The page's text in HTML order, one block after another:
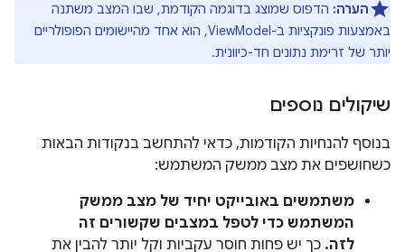
הערה: הדפוס שמוצג בדוגמה הקודמת, שבו המצב משתנה
באמצעות פונקציות ב-ViewModel, הוא אחד מהיישומים הפופולריים
יותר של זרימת נתונים חד-כיוונית.
שיקולים נוספים
בנוסף להנחיות הקודמות, כדאי להתחשב בנקודות הבאות
כשחושפים את מצב ממשק המשתמש:
משתמשים באובייקט יחיד של מצב ממשק
המשתמש כדי לטפל במצבים שקשורים זה
לזה. כך יש פחות חוסר עקביות וקל יותר להבין את